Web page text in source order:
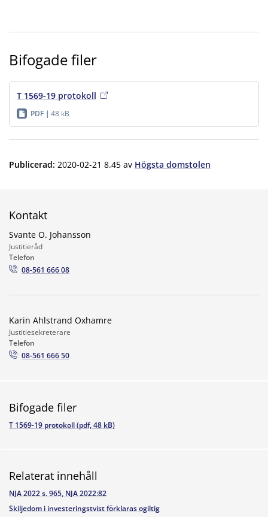
Bifogade filer
T 1569-19 protokoll
PDF 48 kB
Publicerad: 2020-02-21 8.45 av Högsta domstolen
Kontakt
Svante O. Johansson
Justitieråd
Telefon
08-561 666 08
Karin Ahlstrand Oxhamre
Justitiesekreterare
Telefon
08-561 666 50
Bifogade filer
T 1569-19 protokoll (pdf, 48 kB)
Relaterat innehåll
NJA 2022 s. 965, NJA 2022:82
Skiljedom i investeringstvist förklaras ogiltig